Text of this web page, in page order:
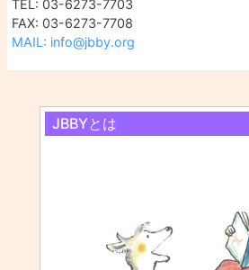
TEL: 03-6273-7703
FAX: 03-6273-7708
MAIL: info@jbby.org
JBBYとは